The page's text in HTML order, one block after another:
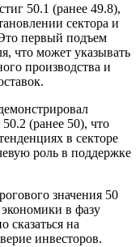
50.1 (ранее 49.8),
сектора и
первый подъем
что может указывать
производства и
(ранее 50), что
в секторе
роль в поддержке
значения 50
экономики в фазу
сказаться на
инвесторов.